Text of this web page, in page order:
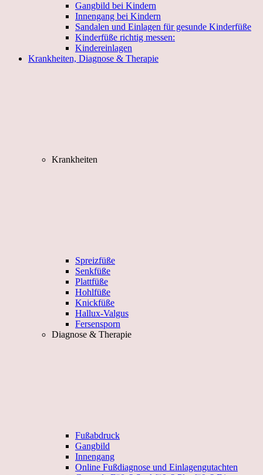
Gangbild bei Kindern
Innengang bei Kindern
Sandalen und Einlagen für gesunde Kinderfüße
Kinderfüße richtig messen:
Kindereinlagen
Krankheiten, Diagnose & Therapie
Krankheiten
Spreizfüße
Senkfüße
Plattfüße
Hohlfüße
Knickfüße
Hallux-Valgus
Fersensporn
Diagnose & Therapie
Fußabdruck
Gangbild
Innengang
Online Fußdiagnose und Einlagengutachten